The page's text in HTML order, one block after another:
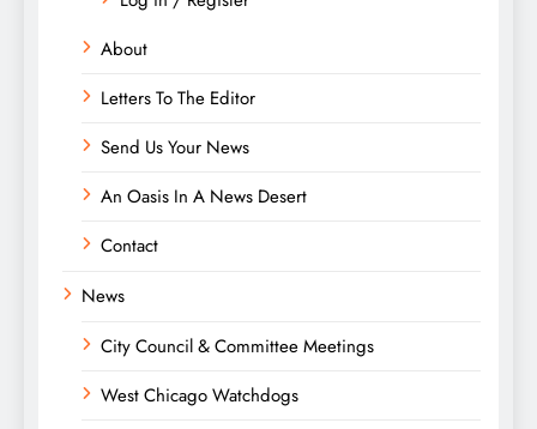
About
Letters To The Editor
Send Us Your News
An Oasis In A News Desert
Contact
News
City Council & Committee Meetings
West Chicago Watchdogs